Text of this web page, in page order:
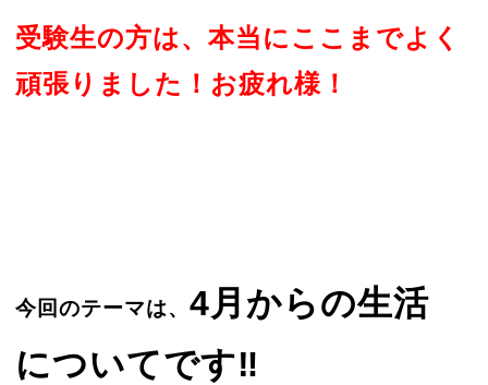
受験生の方は、本当にここまでよく
頑張りました！お疲れ様！
今回のテーマは、 4月からの生活
についてです‼️